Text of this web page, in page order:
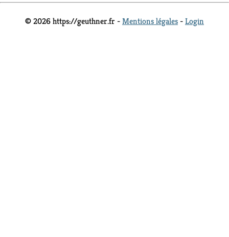
© 2026 https://geuthner.fr -Mentions légales -Login